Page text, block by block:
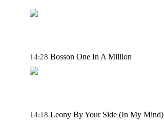
14:28 Bosson One In A Million
14:18 Leony By Your Side (In My Mind)